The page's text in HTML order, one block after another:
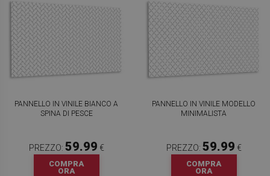
PANNELLO IN VINILE BIANCO A
SPINA DI PESCE
PREZZO: 59.99 €
COMPRA
ORA
PANNELLO IN VINILE MODELLO
MINIMALISTA
PREZZO: 59.99 €
COMPRA
ORA